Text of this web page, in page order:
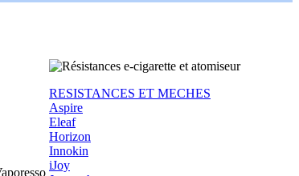
RESISTANCES ET MECHES
Aspire
Eleaf
Horizon
Innokin
iJoy